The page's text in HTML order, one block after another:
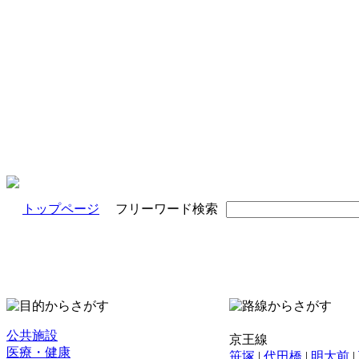
トップページ フリーワード検索
公共施設
医療・健康
京王線